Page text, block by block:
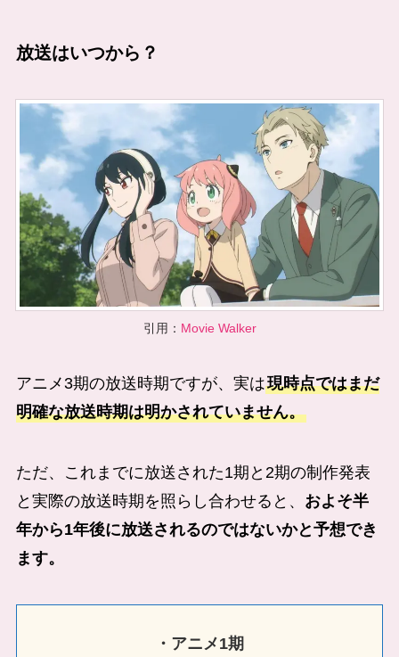
放送はいつから？
引用： Movie Walker
アニメ3期の放送時期ですが、実は現時点ではまだ
明確な放送時期は明かされていません。
ただ、これまでに放送された1期と2期の制作発表
と実際の放送時期を照らし合わせると、 およそ半
年から1年後に放送されるのではないかと予想でき
ます。
・アニメ1期